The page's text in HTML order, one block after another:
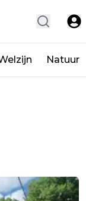
Natuur